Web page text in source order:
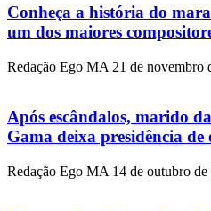
Conheça a história do
um dos maiores
Redação Ego MA 21 de novembro
Após escândalos, marido
Gama deixa presidência
Redação Ego MA 14 de outubro de